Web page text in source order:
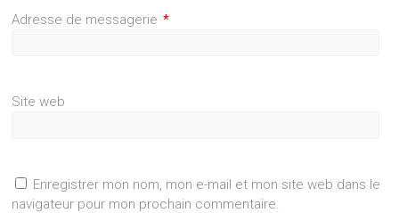
Adresse de messagerie *
Site web
Enregistrer mon nom, mon e-mail et mon site web dans le
navigateur pour mon prochain commentaire.